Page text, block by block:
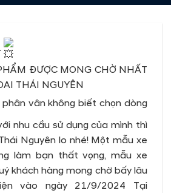
ĐƯỢC MONG CHỜ NHẤT
THÁI NGUYÊN
vân không biết chọn dòng
nhu cầu sử dụng của mình thì
Nguyên lo nhé! Một mẫu xe
làm bạn thất vọng, mẫu xe
khách hàng mong chờ bấy lâu
vào ngày 21/9/2024 Tại